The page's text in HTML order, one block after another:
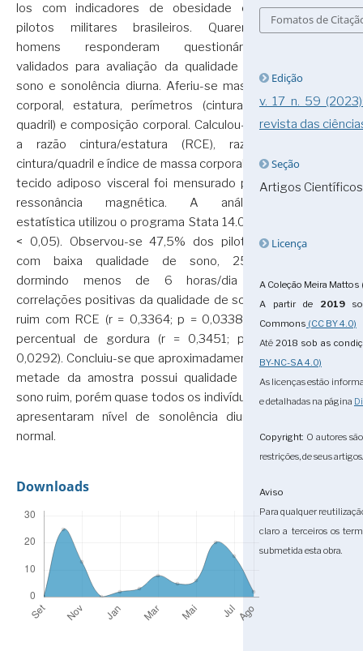
los com indicadores de obesidade em
pilotos militares brasileiros. Quarenta
homens responderam questionários
validados para avaliação da qualidade de
sono e sonolência diurna. Aferiu-se massa
corporal, estatura, perímetros (cintura e
quadril) e composição corporal. Calculou-se
a razão cintura/estatura (RCE), razão
cintura/quadril e índice de massa corporal. O
tecido adiposo visceral foi mensurado por
ressonância magnética. A análise
estatística utilizou o programa Stata 14.0 (p
< 0,05). Observou-se 47,5% dos pilotos
com baixa qualidade de sono, 25%
dormindo menos de 6 horas/dia e
correlações positivas da qualidade de sono
ruim com RCE (r = 0,3364; p = 0,0338) e
percentual de gordura (r = 0,3451; p =
0,0292). Concluiu-se que aproximadamente
metade da amostra possui qualidade de
sono ruim, porém quase todos os indivíduos
apresentaram nível de sonolência diurna
normal.
Downloads
Fomatos de
Edição
v. 17 n. 59
revista das
Seção
Artigos Científicos
Licença
A Coleção Meira
A partir de 2019
Commons (CC BY 4.0)
Até2018 sob as
BY-NC-SA 4.0)
As licenças estão
e detalhadas na página
Copyright: O autores
restrições, de seus artigos.
Aviso
Para qualquer
claro a terceiros os
submetida esta obra.